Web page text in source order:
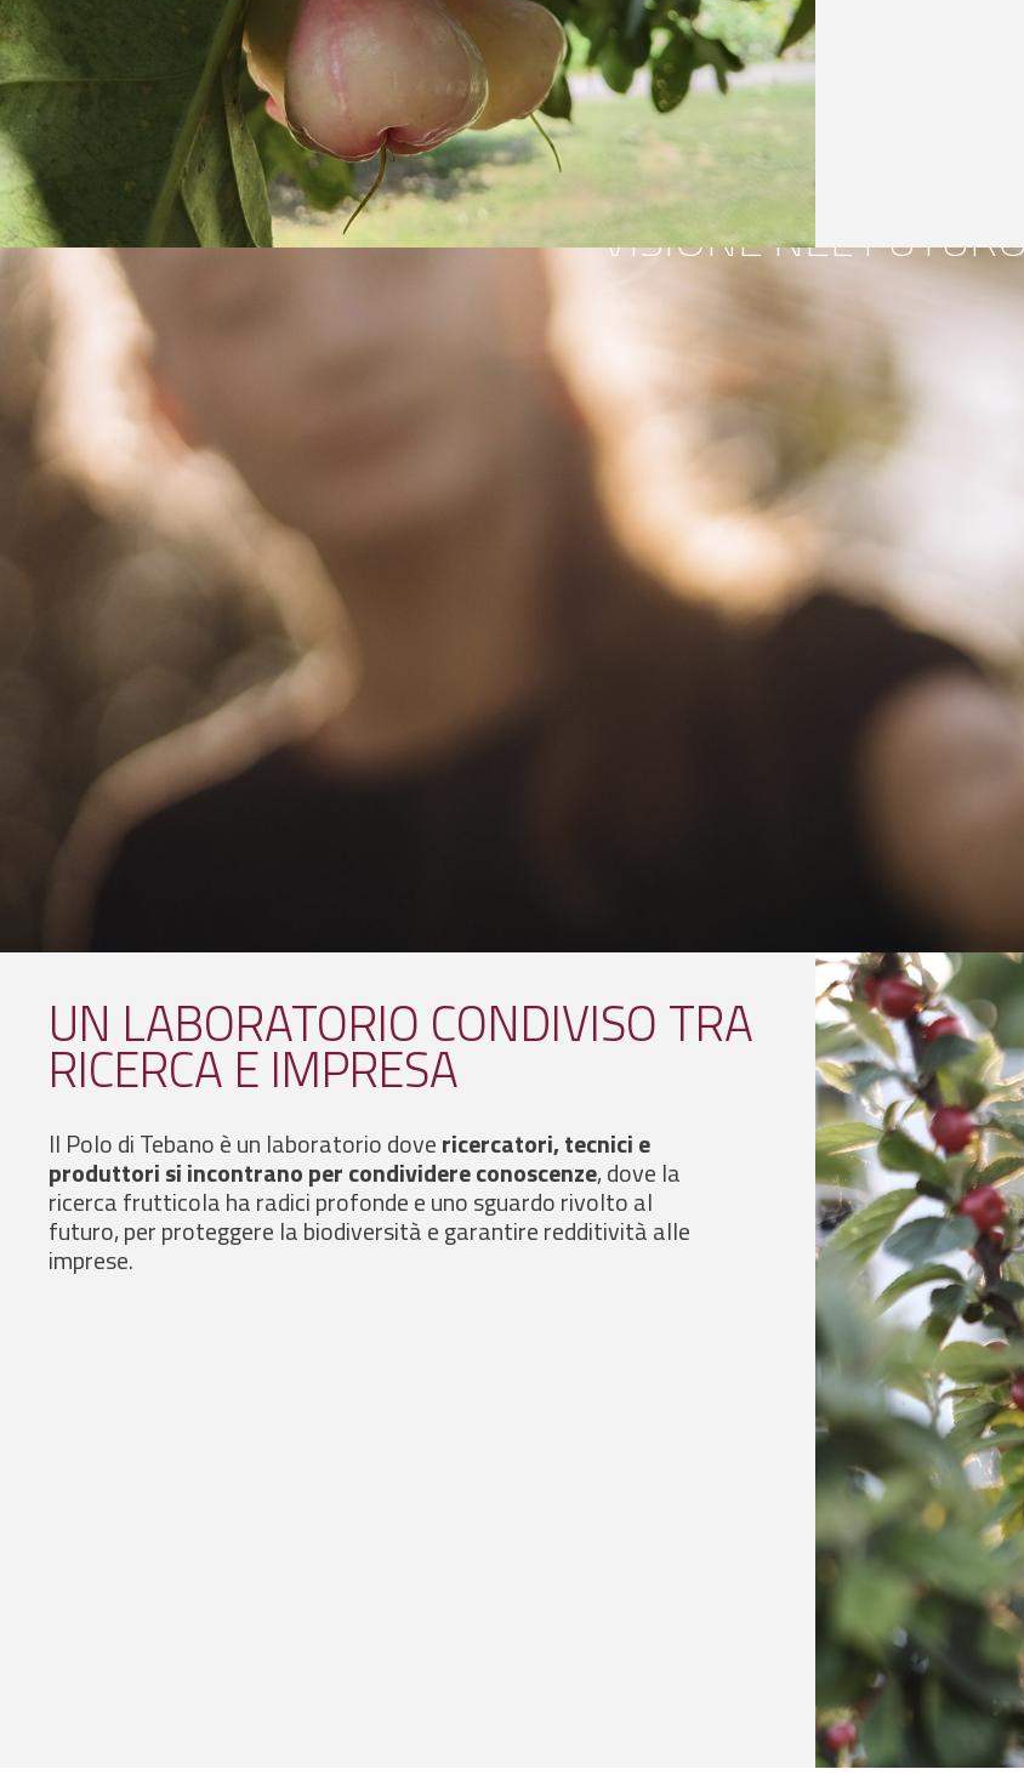
RADICI NELLA RICERCA,
VISIONE NEL
UN LABORATORIO CONDIVISO TRA
RICERCA E IMPRESA
Il Polo di Tebano è un laboratorio dovericercatori, tecnici e
produttori si incontrano per condividere conoscenze, dove la
ricerca frutticola ha radici profonde e uno sguardo rivolto al
futuro, per proteggere la biodiversità e garantire redditività alle
imprese.